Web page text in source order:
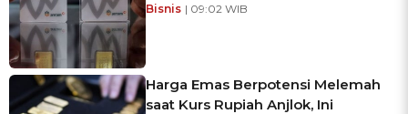
Bisnis | 09:02 WIB
Harga Emas Berpotensi Melemah
saat Kurs Rupiah Anjlok, Ini